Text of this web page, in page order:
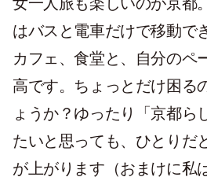
はバスと電車だけで移動で
カフェ、食堂と、自分のペ
高です。ちょっとだけ困る
ょうか？ゆったり「京都ら
たいと思っても、ひとりだ
が上がります（おまけに私